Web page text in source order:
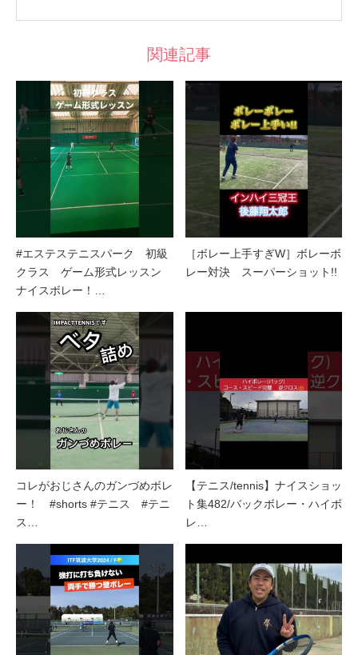
関連記事
#エステステニスパーク 初級
クラス ゲーム形式レッスン
ナイスボレー！…
［ボレー上手すぎW］ボレーボ
レー対決 スーパーショット!!
コレがおじさんのガンづめボレ
ー！ #shorts #テニス #テニ
ス…
【テニス/tennis】ナイスショッ
ト集482/バックボレー・ハイボ
レ…